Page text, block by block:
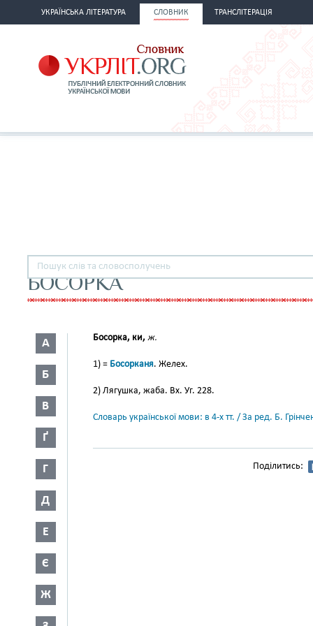
УКРАЇНСЬКА ЛІТЕРАТУРА СЛОВНИК ТРАНСЛІТЕРАЦІЯ
БОСОРКА
А
Б
В
Ґ
Г
Д
Е
Є
Ж
Босорка, ки, ж.
1) = Босорканя. Желех.
2) Лягушка, жаба. Вх. Уг. 228.
Словарь української мови: в 4-х тт. / За ред. Б.
Поділитись: